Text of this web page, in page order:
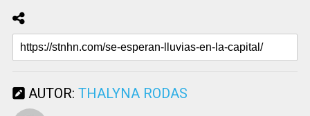
AUTOR: THALYNA RODAS